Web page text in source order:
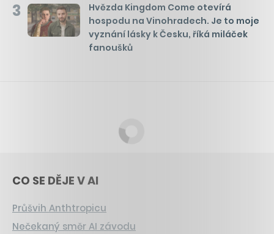
3
Hvězda Kingdom Come otevírá
hospodu na Vinohradech. Je to moje
vyznání lásky k Česku, říká miláček
fanoušků
CO SE DĚJE V AI
Průšvih Anthtropicu
Nečekaný směr AI závodu